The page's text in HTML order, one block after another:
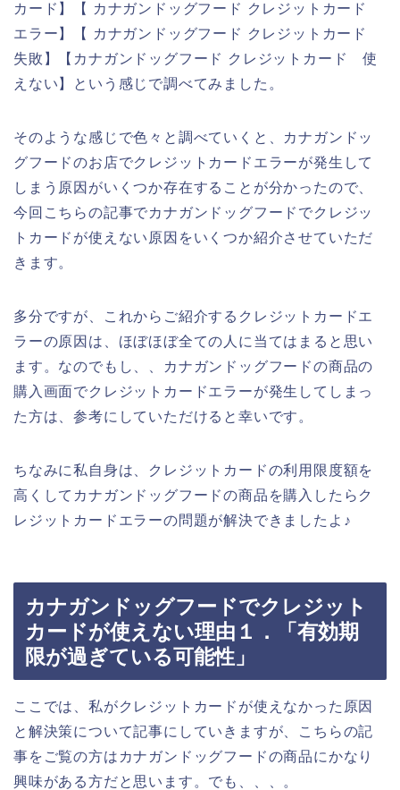
カード】【 カナガンドッグフード クレジットカード
エラー】【 カナガンドッグフード クレジットカード
失敗】【カナガンドッグフード クレジットカード 使
えない】という感じで調べてみました。
そのような感じで色々と調べていくと、カナガンドッ
グフードのお店でクレジットカードエラーが発生して
しまう原因がいくつか存在することが分かったので、
今回こちらの記事でカナガンドッグフードでクレジッ
トカードが使えない原因をいくつか紹介させていただ
きます。
多分ですが、これからご紹介するクレジットカードエ
ラーの原因は、ほぼほぼ全ての人に当てはまると思い
ます。なのでもし、、カナガンドッグフードの商品の
購入画面でクレジットカードエラーが発生してしまっ
た方は、参考にしていただけると幸いです。
ちなみに私自身は、クレジットカードの利用限度額を
高くしてカナガンドッグフードの商品を購入したらク
レジットカードエラーの問題が解決できましたよ♪
カナガンドッグフードでクレジット
カードが使えない理由１．「有効期
限が過ぎている可能性」
ここでは、私がクレジットカードが使えなかった原因
と解決策について記事にしていきますが、こちらの記
事をご覧の方はカナガンドッグフードの商品にかなり
興味がある方だと思います。でも、、、。